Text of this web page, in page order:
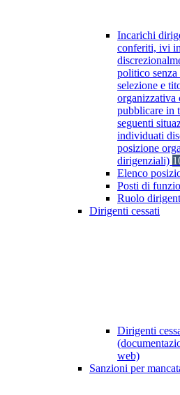
Incarichi
conferiti, ivi
politico
selezione e
organizzativa
pubblicare in
seguenti
individuati
posizione
dirigenziali)
Elenco
Posti di
Ruolo
Dirigenti cessati
Dirigenti
web)
Sanzioni per